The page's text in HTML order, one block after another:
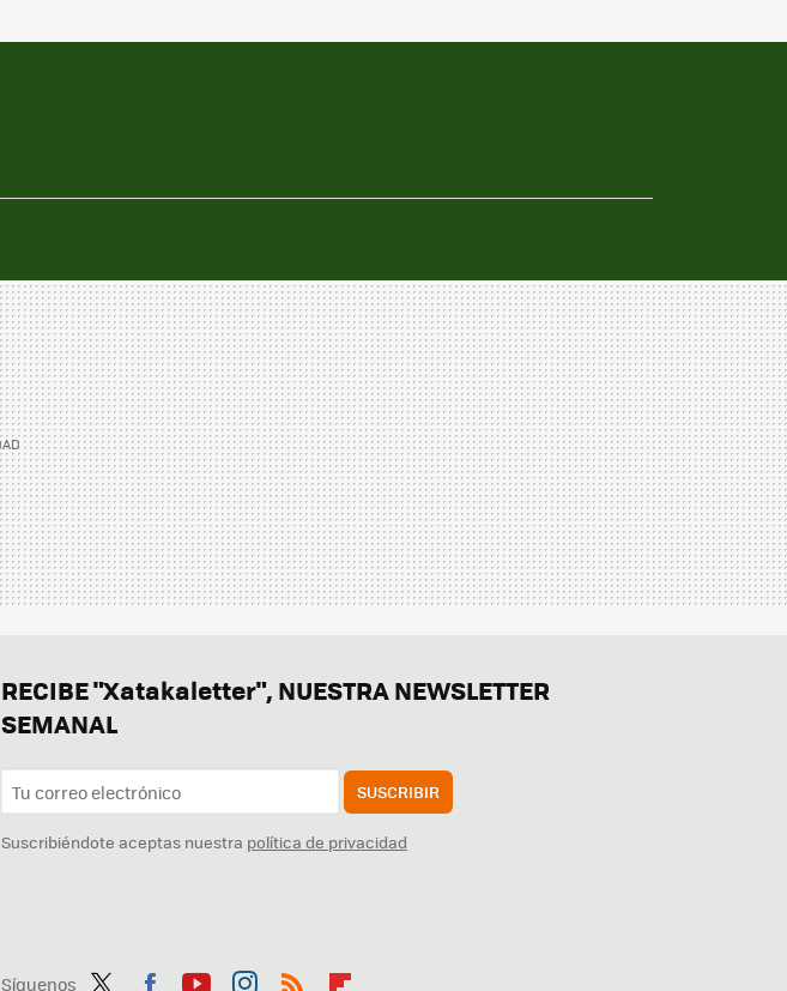
RECIBE "Xatakaletter", NUESTRA NEWSLETTER
SEMANAL
SUSCRIBIR
Suscribiéndote aceptas nuestra política de privacidad
Síguenos